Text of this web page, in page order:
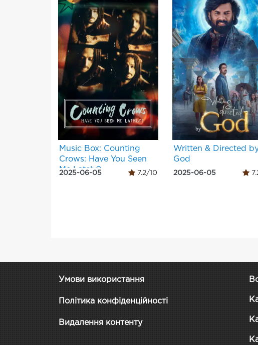
Music Box: Counting
Crows: Have You Seen
Me Lately?
2025-06-05 7.2/10
Written & Directed
God
2025-06-05
Умови використання
Політика конфіденційності
Видалення контенту